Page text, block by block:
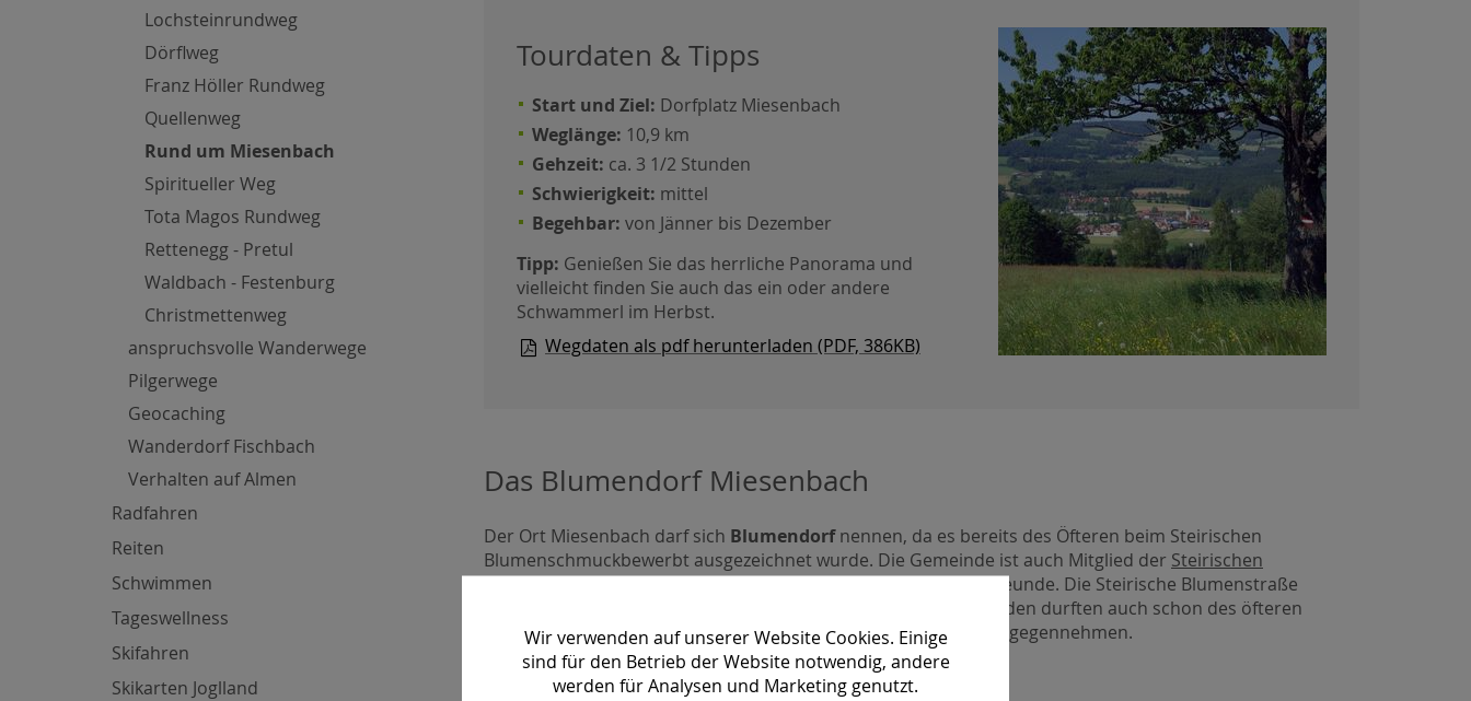
Lochsteinrundweg
Dörflweg
Franz Höller Rundweg
Quellenweg
Rund um Miesenbach
Spiritueller Weg
Tota Magos Rundweg
Rettenegg - Pretul
Waldbach - Festenburg
Christmettenweg
anspruchsvolle Wanderwege
Pilgerwege
Geocaching
Wanderdorf Fischbach
Verhalten auf Almen
Radfahren
Reiten
Schwimmen
Tageswellness
Skifahren
Skikarten Joglland
Tourdaten & Tipps
Start und Ziel: Dorfplatz Miesenbach
Weglänge: 10,9 km
Gehzeit: ca. 3 1/2 Stunden
Schwierigkeit: mittel
Begehbar: von Jänner bis Dezember
Tipp: Genießen Sie das herrliche Panorama und
vielleicht finden Sie auch das ein oder andere
Schwammerl im Herbst.
Wegdaten als pdf herunterladen (PDF, 386KB)
Das Blumendorf Miesenbach
Der Ort Miesenbach darf sich Blumendorfnennen, da es bereits des Öfteren beim Steirischen
Blumenschmuckbewerbt ausgezeichnet wurde. Die Gemeinde ist auch Mitglied der Steirischen
Blumenstraßeund somit ein gern besuchtes Dorf für Blumenfreunde. Die Steirische Blumenstraße
umfasst zehn Gemeinden der Oststeiermark, alle diese Gemeinden durften auch schon des öfteren
Auszeichnungenfür den Blumenschmuck in der Gemeinde entgegennehmen.
Wir verwenden auf unserer Website Cookies. Einige
sind für den Betrieb der Website notwendig, andere
werden für Analysen und Marketing genutzt.